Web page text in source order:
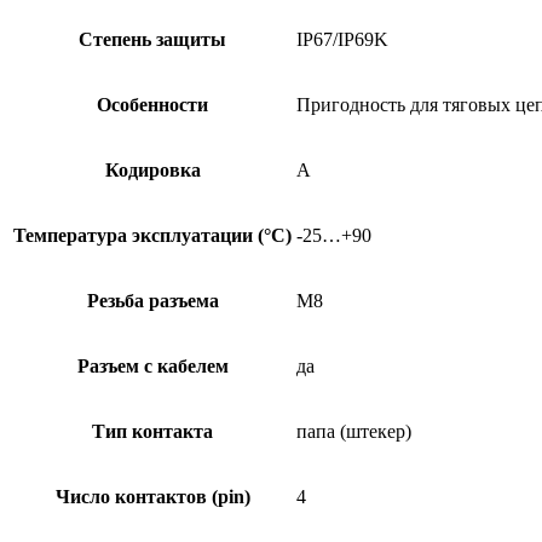
Степень защиты IP67/IP69K
Особенности Пригодность для тяговых
Кодировка A
Температура эксплуатации (°C) -25…+90
Резьба разъема M8
Разъем с кабелем да
Тип контакта папа (штекер)
Число контактов (pin) 4